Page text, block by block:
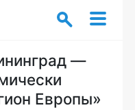
—
Европы»